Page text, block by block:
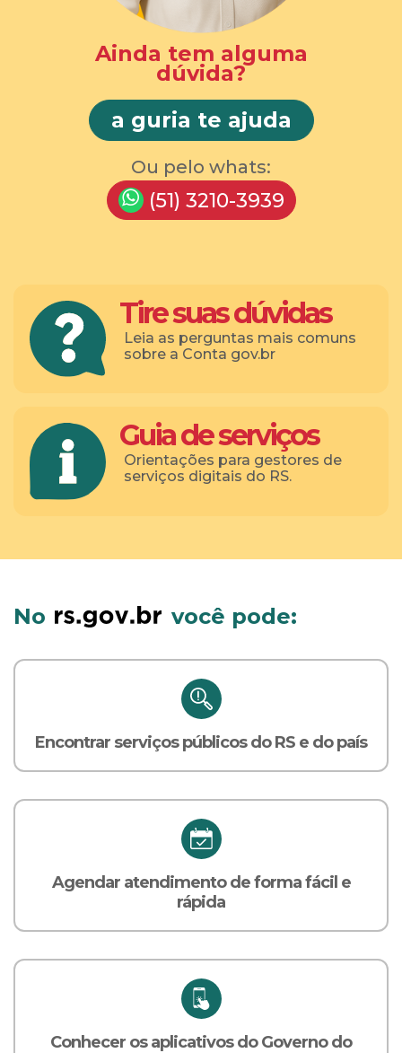
Ainda tem alguma
dúvida?
a guria te ajuda
Ou pelo whats:
(51) 3210-3939
Tire suas dúvidas
Leia as perguntas mais comuns
sobre a Conta gov.br
Guia de serviços
Orientações para gestores de
serviços digitais do RS.
No você pode:
Encontrar serviços públicos do RS e do país
Agendar atendimento de forma fácil e
rápida
Conhecer os aplicativos do Governo do